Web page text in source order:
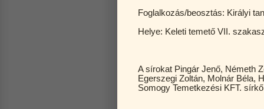
Foglalkozás/beosztás: Királyi
Helye: Keleti temető VII.
A sírokat Pingár Jenő, Németh
Egerszegi Zoltán, Molnár Béla,
Somogy Temetkezési KFT.